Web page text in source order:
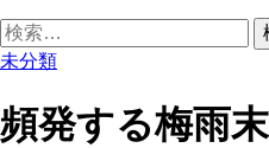
検
索:
未分類
頻発する梅雨